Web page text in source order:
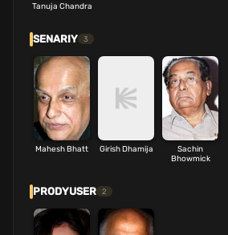
Tanuja Chandra
SENARIY 3
Mahesh Bhatt Girish Dhamija
Sachin
Bhowmick
PRODYUSER 2